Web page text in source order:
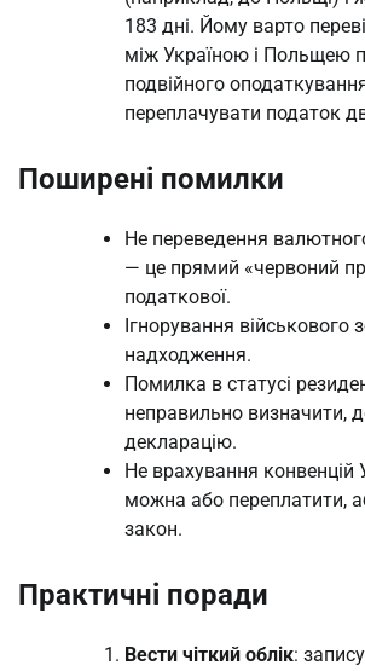
183 дні. Йому варто
між Україною і Польщею
подвійного
переплачувати податок
Поширені помилки
Не переведення
— це прямий «червоний
податкової.
Ігнорування військового
надходження.
Помилка в статусі
неправильно визначити,
декларацію.
Не врахування
можна або переплатити,
закон.
Практичні поради
Вести чіткий облік: